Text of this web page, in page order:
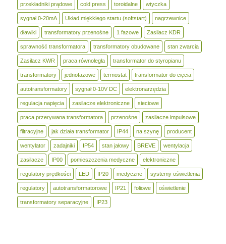
przekładniki prądowe cold press toroidalne wtyczka
sygnał 0-20mA Układ miękkiego startu (softstart) nagrzewnice
dławiki transformatory przenośne 1 fazowe Zasilacz KDR
sprawność transformatora transformatory obudowane stan zwarcia
Zasilacz KWR praca równoległa transformator do styropianu
transformatory jednofazowe termostat transformator do cięcia
autotransformatory sygnał 0-10V DC elektronarzędzia
regulacja napięcia zasilacze elektroniczne sieciowe
praca przerywana transformatora przenośne zasilacze impulsowe
filtracyjne jak działa transformator IP44 na szynę producent
wentylator zadajniki IP54 stan jałowy BREVE wentylacja
zasilacze IP00 pomieszczenia medyczne elektroniczne
regulatory prędkości LED IP20 medyczne systemy oświetlenia
regulatory autotransformatorowe IP21 foliowe oświetlenie
transformatory separacyjne IP23